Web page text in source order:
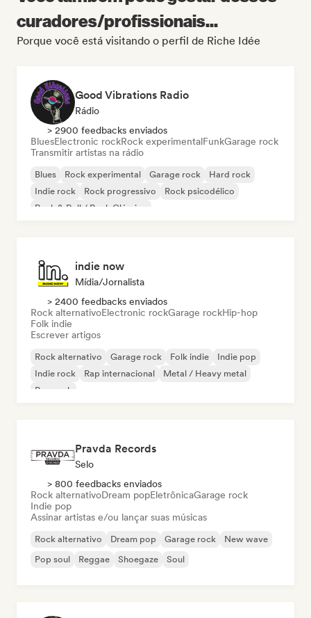
curadores/profissionais...
Porque você está visitando o perfil de Riche Idée
Good Vibrations Radio
Rádio
> 2900 feedbacks enviados
BluesElectronic rockRock experimentalFunkGarage rock
Transmitir artistas na rádio
Blues Rock experimental Garage rock
Hard rock
Indie rock
Rock progressivo
Rock psicodélico
Rock & Roll / Rock Clássico
indie now
Mídia/Jornalista
> 2400 feedbacks enviados
Rock alternativoElectronic rockGarage rockHip-hop
Folk indie
Escrever artigos
Rock alternativo Garage rock Folk indie
Indie pop
Indie rock
Rap internacional
Metal / Heavy metal
Pop rock
Pravda Records
Selo
> 800 feedbacks enviados
Rock alternativoDream popEletrônicaGarage rock
Indie pop
Assinar artistas e/ou lançar suas músicas
Rock alternativo Dream pop Garage rock
New wave
Pop soul
Reggae Shoegaze Soul